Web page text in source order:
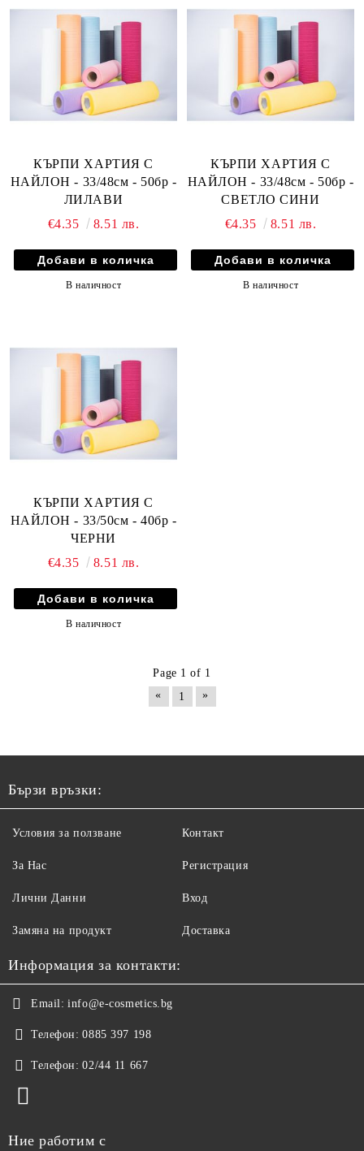
КЪРПИ ХАРТИЯ С
НАЙЛОН - 33/48см - 50бр -
ЛИЛАВИ
€4.35
8.51 лв.
В наличност
КЪРПИ ХАРТИЯ С
НАЙЛОН - 33/48см - 50бр -
СВЕТЛО СИНИ
€4.35
8.51 лв.
В наличност
КЪРПИ ХАРТИЯ С
НАЙЛОН - 33/50см - 40бр -
ЧЕРНИ
€4.35
8.51 лв.
В наличност
Page 1 of 1
«
1 »
Бързи връзки:
Условия за ползване
За Нас
Лични Данни
Замяна на продукт
Контакт
Регистрация
Вход
Доставка
Информация за контакти:
Email: info@e-cosmetics.bg
Телефон: 0885 397 198
Телефон: 02/44 11 667
Ние работим с